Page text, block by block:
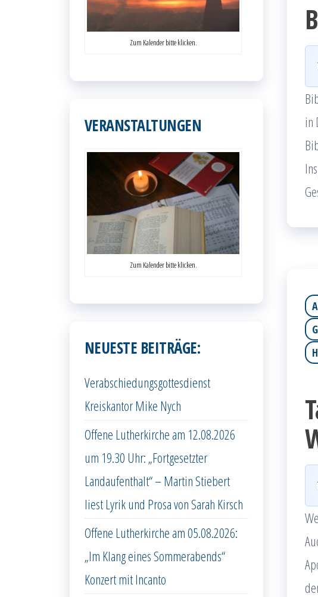
in
Zum Kalender bitte klicken.
VERANSTALTUNGEN
Zum Kalender bitte klicken.
NEUESTE BEITRÄGE:
Verabschiedungsgottesdienst
Kreiskantor Mike Nych
Offene Lutherkirche am 12.08.2026
um 19.30 Uhr: „Fortgesetzter
Landaufenthalt“ – Martin Stiebert
liest Lyrik und Prosa von Sarah Kirsch
Offene Lutherkirche am 05.08.2026:
„Im Klang eines Sommerabends“
Konzert mit Incanto